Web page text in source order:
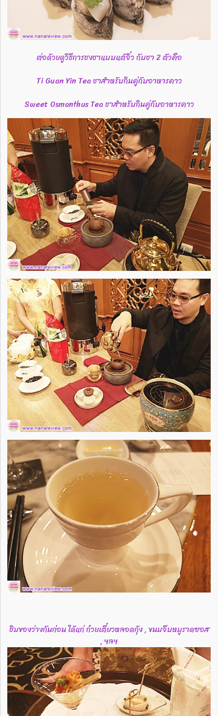
ต่อด้วยดูวิธีการชงชาแบบแต้จิ๋ว กับชา 2 ตัวคือ
Ti Guan Yin Tea ชาสำหรับกินคู่กับอาหารคาว
Sweet Osmanthus Tea ชาสำหรับกินคู่กับอาหารคาว
ชิมของว่างกันก่อน ได้แก่ ก๋วยเตี๋ยวหลอดกุ้ง , ขนมจีบหมูราดซอส
, ฯลฯ